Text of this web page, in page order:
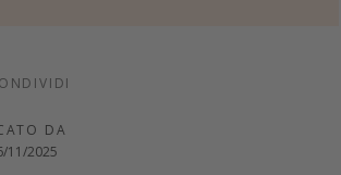
DA
11/2025